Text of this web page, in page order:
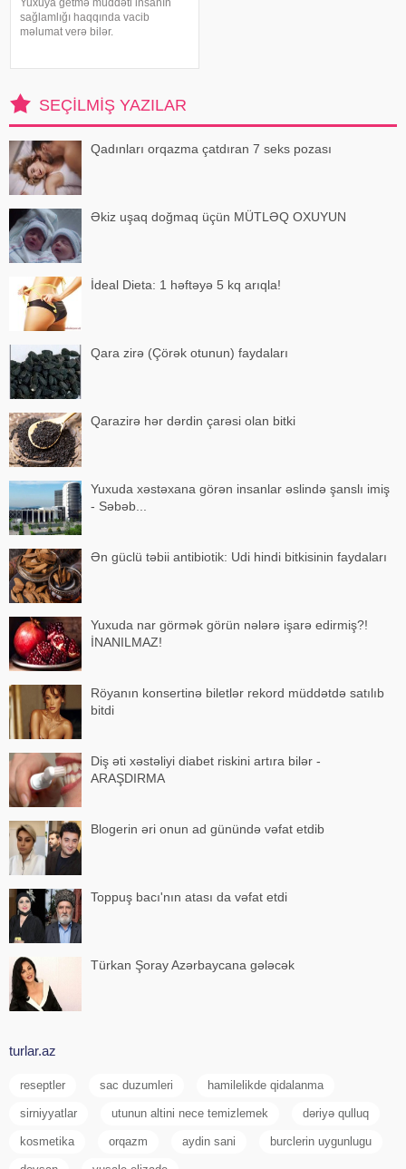
Yuxuya getmə müddəti insanın
sağlamlığı haqqında vacib
məlumat verə bilər.
sözlərinə görə
SEÇILMIŞ YAZILAR
Qadınları orqazma çatdıran 7 seks pozası
Əkiz uşaq doğmaq üçün MÜTLƏQ OXUYUN
İdeal Dieta: 1 həftəyə 5 kq arıqla!
Qara zirə (Çörək otunun) faydaları
Qarazirə hər dərdin çarəsi olan bitki
Yuxuda xəstəxana görən insanlar əslində şanslı imiş
- Səbəb...
Ən güclü təbii antibiotik: Udi hindi bitkisinin faydaları
Yuxuda nar görmək görün nələrə işarə edirmiş?!
İNANILMAZ!
Röyanın konsertinə biletlər rekord müddətdə satılıb
bitdi
Diş əti xəstəliyi diabet riskini artıra bilər -
ARAŞDIRMA
Blogerin əri onun ad günündə vəfat etdib
Toppuş bacı'nın atası da vəfat etdi
Türkan Şoray Azərbaycana gələcək
turlar.az
reseptler sac duzumleri hamilelikde qidalanma
sirniyyatlar utunun altini nece temizlemek dəriyə qulluq
kosmetika orqazm aydin sani burclerin uygunlugu